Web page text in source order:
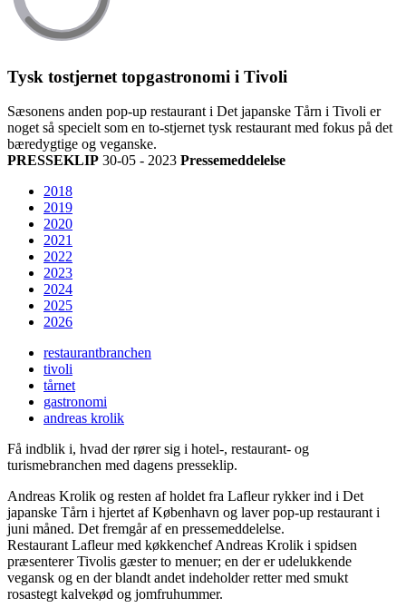
Tysk tostjernet topgastronomi i Tivoli
Sæsonens anden pop-up restaurant i Det japanske Tårn i Tivoli er
noget så specielt som en to-stjernet tysk restaurant med fokus på det
bæredygtige og veganske.
PRESSEKLIP 30-05 - 2023 Pressemeddelelse
2018
2019
2020
2021
2022
2023
2024
2025
2026
restaurantbranchen
tivoli
tårnet
gastronomi
andreas krolik
Få indblik i, hvad der rører sig i hotel-, restaurant- og
turismebranchen med dagens presseklip.
Andreas Krolik og resten af holdet fra Lafleur rykker ind i Det
japanske Tårn i hjertet af København og laver pop-up restaurant i
juni måned. Det fremgår af en pressemeddelelse.
Restaurant Lafleur med køkkenchef Andreas Krolik i spidsen
præsenterer Tivolis gæster to menuer; en der er udelukkende
vegansk og en der blandt andet indeholder retter med smukt
rosastegt kalvekød og jomfruhummer.